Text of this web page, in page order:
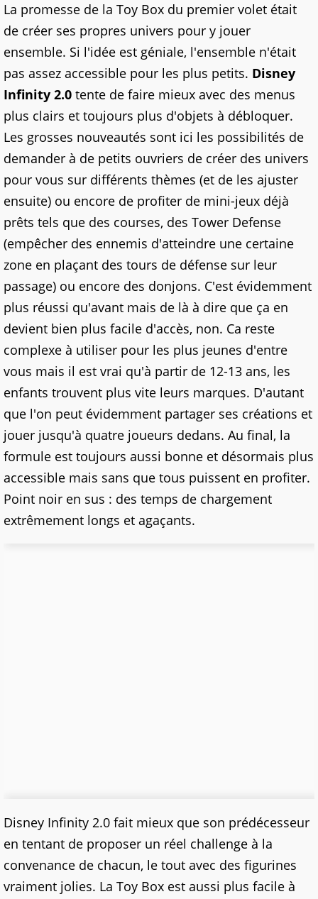
La promesse de la Toy Box du premier volet était
de créer ses propres univers pour y jouer
ensemble. Si l'idée est géniale, l'ensemble n'était
pas assez accessible pour les plus petits. Disney
Infinity 2.0 tente de faire mieux avec des menus
plus clairs et toujours plus d'objets à débloquer.
Les grosses nouveautés sont ici les possibilités de
demander à de petits ouvriers de créer des univers
pour vous sur différents thèmes (et de les ajuster
ensuite) ou encore de profiter de mini-jeux déjà
prêts tels que des courses, des Tower Defense
(empêcher des ennemis d'atteindre une certaine
zone en plaçant des tours de défense sur leur
passage) ou encore des donjons. C'est évidemment
plus réussi qu'avant mais de là à dire que ça en
devient bien plus facile d'accès, non. Ca reste
complexe à utiliser pour les plus jeunes d'entre
vous mais il est vrai qu'à partir de 12-13 ans, les
enfants trouvent plus vite leurs marques. D'autant
que l'on peut évidemment partager ses créations et
jouer jusqu'à quatre joueurs dedans. Au final, la
formule est toujours aussi bonne et désormais plus
accessible mais sans que tous puissent en profiter.
Point noir en sus : des temps de chargement
extrêmement longs et agaçants.
Disney Infinity 2.0 fait mieux que son prédécesseur
en tentant de proposer un réel challenge à la
convenance de chacun, le tout avec des figurines
vraiment jolies. La Toy Box est aussi plus facile à